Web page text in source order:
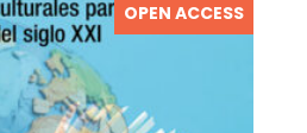
OPEN ACCESS